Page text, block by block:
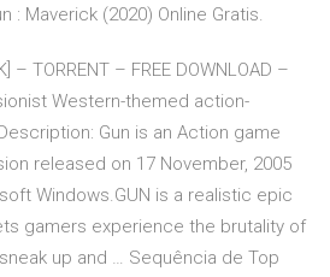
: Maverick (2020) Online Gratis.
– TORRENT – FREE DOWNLOAD –
Western-themed action-
Gun is an Action game
released on 17 November, 2005
Windows.GUN is a realistic epic
gamers experience the brutality of
up and … Sequência de Top